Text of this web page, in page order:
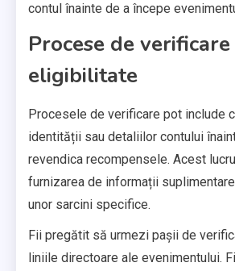
contul înainte de a începe
Procese de
eligibilitate
Procesele de verificare pot include
identității sau detaliilor contului
revendica recompensele. Acest
furnizarea de informații
unor sarcini specifice.
Fii pregătit să urmezi pașii de
liniile directoare ale evenimentului.